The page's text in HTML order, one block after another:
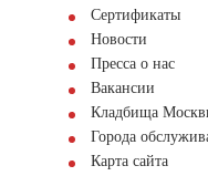
Сертификаты
Новости
Пресса о нас
Вакансии
Кладбища
Города
Карта сайта